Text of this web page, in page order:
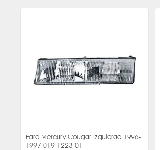
Faro Mercury Cougar Izquierdo 1996-
1997 019-1223-01 -